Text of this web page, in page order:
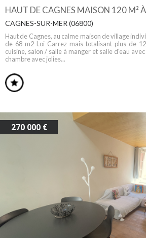
HAUT DE CAGNES MAISON 120 M²
CAGNES-SUR-MER (06800)
Haut de Cagnes, au calme maison de village
de 68 m2 Loi Carrez mais totalisant plus de
cuisine, salon / salle à manger et salle d'eau
chambre avec jolies...
270 000 €